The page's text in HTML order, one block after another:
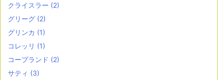
クライスラー (2)
グリーグ (2)
グリンカ (1)
コレッリ (1)
コープランド (2)
サティ (3)